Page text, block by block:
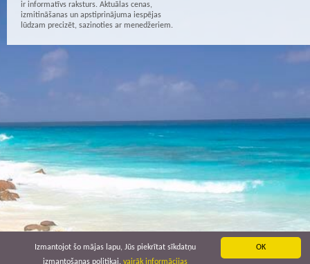
ir informatīvs raksturs. Aktuālas cenas,
izmitināšanas un apstiprinājuma iespējas
lūdzam precizēt, sazinoties ar menedžeriem.
OK
Izmantojot šo mājas lapu, Jūs piekrītat sīkdatņu
izmantošanas politikai. vairāk informācijas